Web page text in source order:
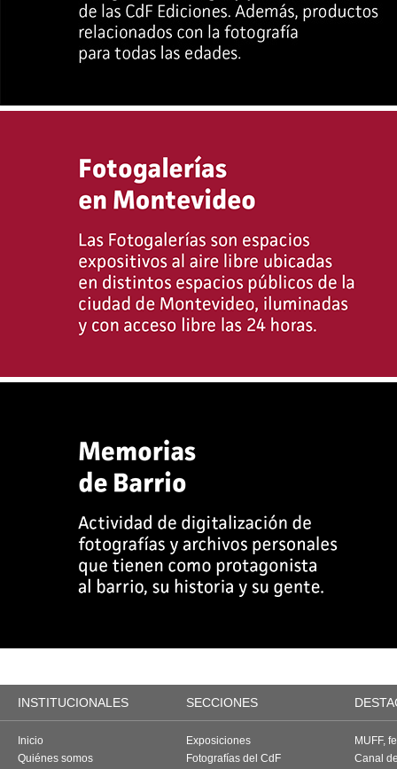
INSTITUCIONALES SECCIONES
Inicio
Quiénes somos
Exposiciones
Fotografías del CdF
MUFF,
Canal